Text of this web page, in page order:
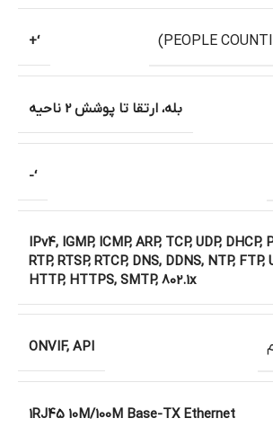
‘+
بله، ارتقا تا پوشش 2 ناحیه
‘-
IPv4, IGMP, ICMP, ARP, TCP, UDP, DHCP,
RTP, RTSP, RTCP, DNS, DDNS, NTP, FTP,
HTTP, HTTPS, SMTP, 802.1x
ONVIF, API
1RJ45 10M/100M Base-TX Ethernet